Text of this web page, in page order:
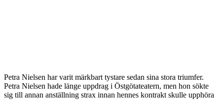
Petra Nielsen har varit märkbart tystare sedan sina stora triumfer.
Petra Nielsen hade länge uppdrag i Östgötateatern, men hon sökte
sig till annan anställning strax innan hennes kontrakt skulle upphöra